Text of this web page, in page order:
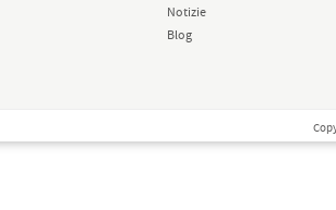
Notizie
Blog